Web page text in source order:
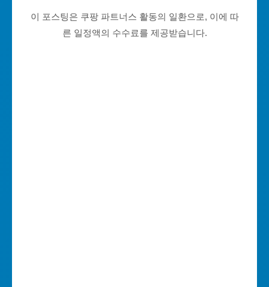
이 포스팅은 쿠팡 파트너스 활동의 일환으로, 이에 따
른 일정액의 수수료를 제공받습니다.